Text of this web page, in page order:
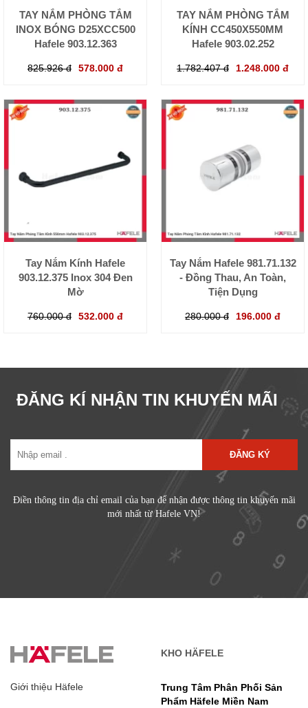
TAY NẮM PHÒNG TẮM
INOX BÓNG D25XCC500
Hafele 903.12.363
825.926 đ 578.000 đ
TAY NẮM PHÒNG TẮM
KÍNH CC450X550MM
Hafele 903.02.252
1.782.407 đ 1.248.000 đ
Tay Nắm Kính Hafele
903.12.375 Inox 304 Đen
Mờ
760.000 đ 532.000 đ
Tay Nắm Hafele 981.71.132
- Đồng Thau, An Toàn,
Tiện Dụng
280.000 đ 196.000 đ
ĐĂNG KÍ NHẬN TIN KHUYẾN MÃI
ĐĂNG KÝ
Điền thông tin địa chỉ email của bạn để nhận được thông tin khuyến mãi
mới nhất từ Hafele VN!
Giới thiệu Häfele
KHO HÄFELE
Trung Tâm Phân Phối Sản
Phẩm Häfele Miền Nam